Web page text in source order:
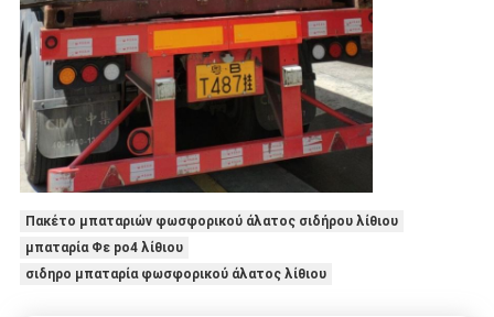
Πακέτο μπαταριών φωσφορικού άλατος σιδήρου λίθιου
μπαταρία Φε po4 λίθιου
σιδηρο μπαταρία φωσφορικού άλατος λίθιου